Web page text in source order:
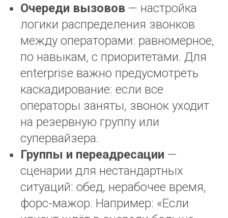
Очереди вызовов — настройка
логики распределения звонков
между операторами: равномерное,
по навыкам, с приоритетами. Для
enterprise важно предусмотреть
каскадирование: если все
операторы заняты, звонок уходит
на резервную группу или
супервайзера.
Группы и переадресации —
сценарии для нестандартных
ситуаций: обед, нерабочее время,
форс-мажор. Например: «Если